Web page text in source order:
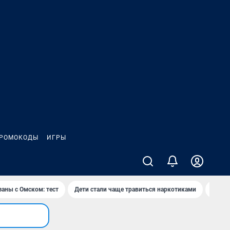
ИГРЫ
с Омском: тест Дети стали чаще травиться наркотиками